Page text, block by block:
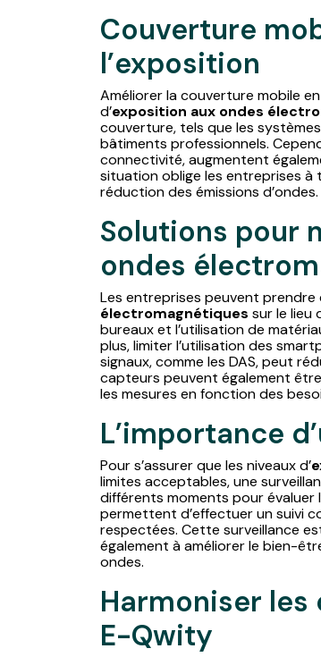
Couverture
l’exposition
Améliorer la couverture mobile
d’exposition aux ondes
couverture, tels que les
bâtiments professionnels.
connectivité, augmentent
situation oblige les entreprises
réduction des émissions d’ondes.
Solutions pour
ondes
Les entreprises peuvent prendre
électromagnétiques sur le lieu
bureaux et l’utilisation de
plus, limiter l’utilisation des
signaux, comme les DAS, peut
capteurs peuvent également
les mesures en fonction des
L’importance
Pour s’assurer que les niveaux d’
limites acceptables, une
différents moments pour évaluer
permettent d’effectuer un suivi
respectées. Cette surveillance
également à améliorer le bien-
ondes.
Harmoniser
E-Qwity